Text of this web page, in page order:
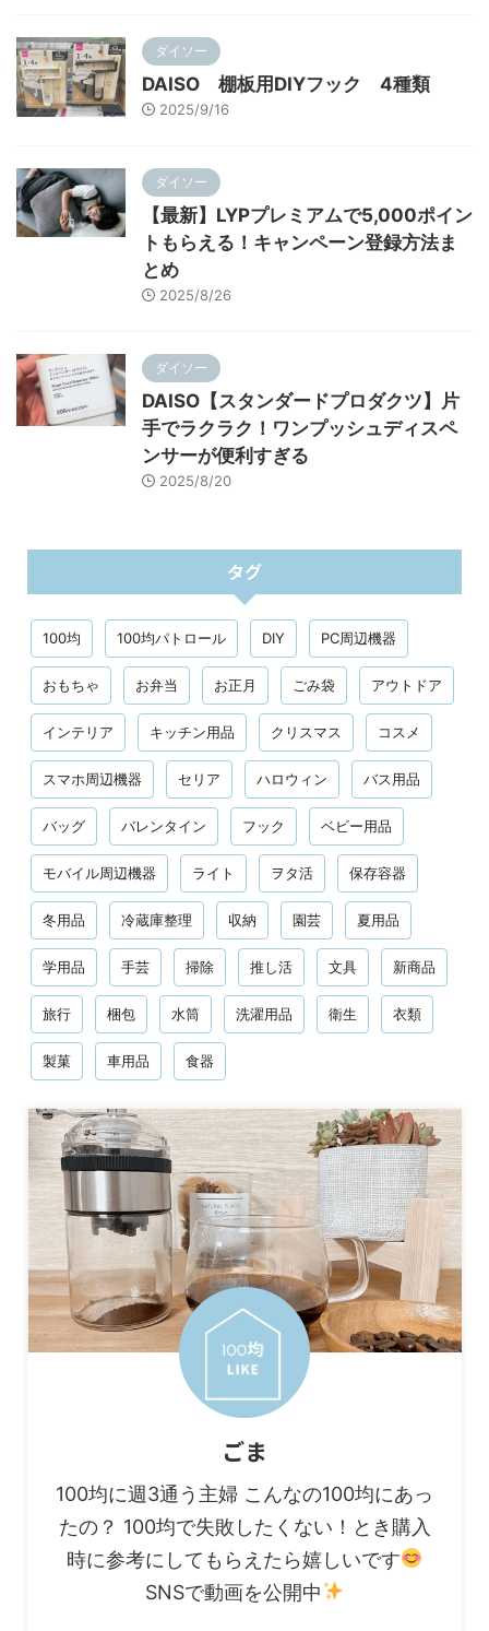
ダイソー
DAISO 棚板用DIYフック 4種類
2025/9/16
ダイソー
【最新】LYPプレミアムで5,000ポイン
トもらえる！キャンペーン登録方法ま
とめ
2025/8/26
ダイソー
DAISO【スタンダードプロダクツ】片
手でラクラク！ワンプッシュディスペ
ンサーが便利すぎる
2025/8/20
タグ
100均 100均パトロール DIY PC周辺機器
おもちゃ お弁当 お正月 ごみ袋 アウトドア
インテリア キッチン用品 クリスマス コスメ
スマホ周辺機器 セリア ハロウィン バス用品
バッグ バレンタイン フック ベビー用品
モバイル周辺機器 ライト ヲタ活 保存容器
冬用品 冷蔵庫整理 収納 園芸 夏用品
学用品 手芸 掃除 推し活 文具 新商品
旅行 梱包 水筒 洗濯用品 衛生 衣類
製菓 車用品 食器
ごま
100均に週3通う主婦 こんなの100均にあっ
たの？ 100均で失敗したくない！とき購入
時に参考にしてもらえたら嬉しいです
SNSで動画を公開中